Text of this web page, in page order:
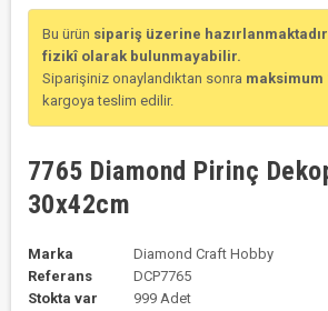
Bu ürün sipariş üzerine hazırlanmaktadır
fizikî olarak bulunmayabilir.
Siparişiniz onaylandıktan sonra maksimum
kargoya teslim edilir.
7765 Diamond Pirinç
30x42cm
Marka
Diamond Craft Hobby
Referans
DCP7765
Stokta var
999 Adet